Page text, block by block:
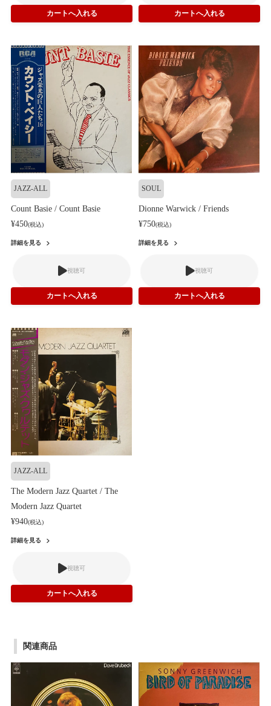
JAZZ-ALL
Count Basie / Count Basie
¥450(税込)
詳細を見る
視聴可
SOUL
Dionne Warwick / Friends
¥750(税込)
詳細を見る
視聴可
JAZZ-ALL
The Modern Jazz Quartet / The
Modern Jazz Quartet
¥940(税込)
詳細を見る
視聴可
関連商品